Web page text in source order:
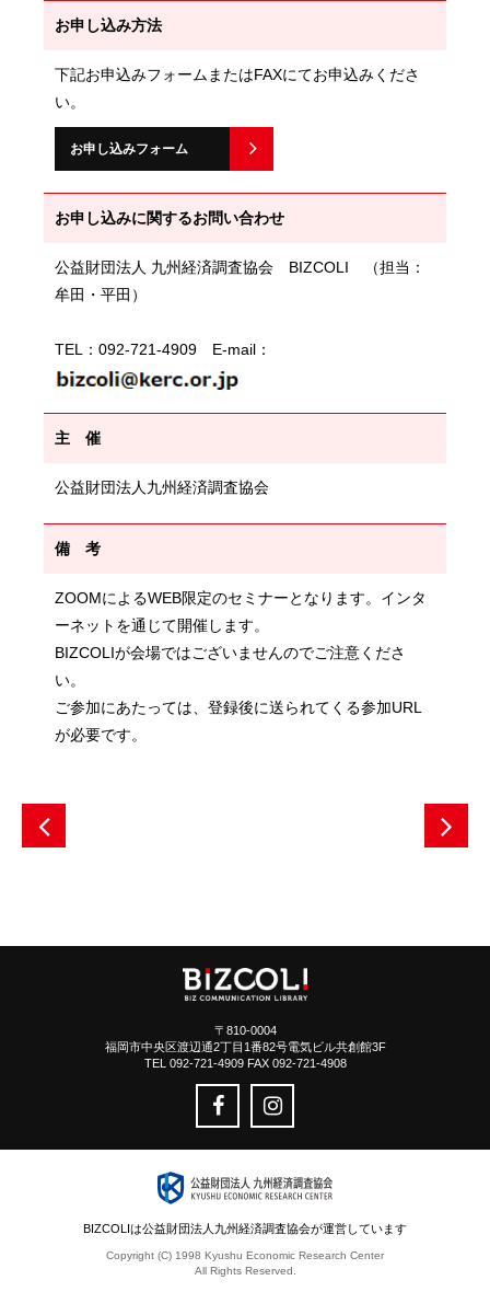
お申し込み方法
下記お申込みフォームまたはFAXにてお申込みくださ
い。
お申し込みフォーム
お申し込みに関するお問い合わせ
公益財団法人 九州経済調査協会 BIZCOLI （担当：
牟田・平田）
TEL：092-721-4909 E-mail：
主 催
公益財団法人九州経済調査協会
備 考
ZOOMによるWEB限定のセミナーとなります。インタ
ーネットを通じて開催します。
BIZCOLIが会場ではございませんのでご注意くださ
い。
ご参加にあたっては、登録後に送られてくる参加URL
が必要です。
〒810-0004
福岡市中央区渡辺通2丁目1番82号電気ビル共創館3F
TEL 092-721-4909 FAX 092-721-4908
BIZCOLIは公益財団法人九州経済調査協会が運営しています
Copyright (C) 1998 Kyushu Economic Research Center
All Rights Reserved.